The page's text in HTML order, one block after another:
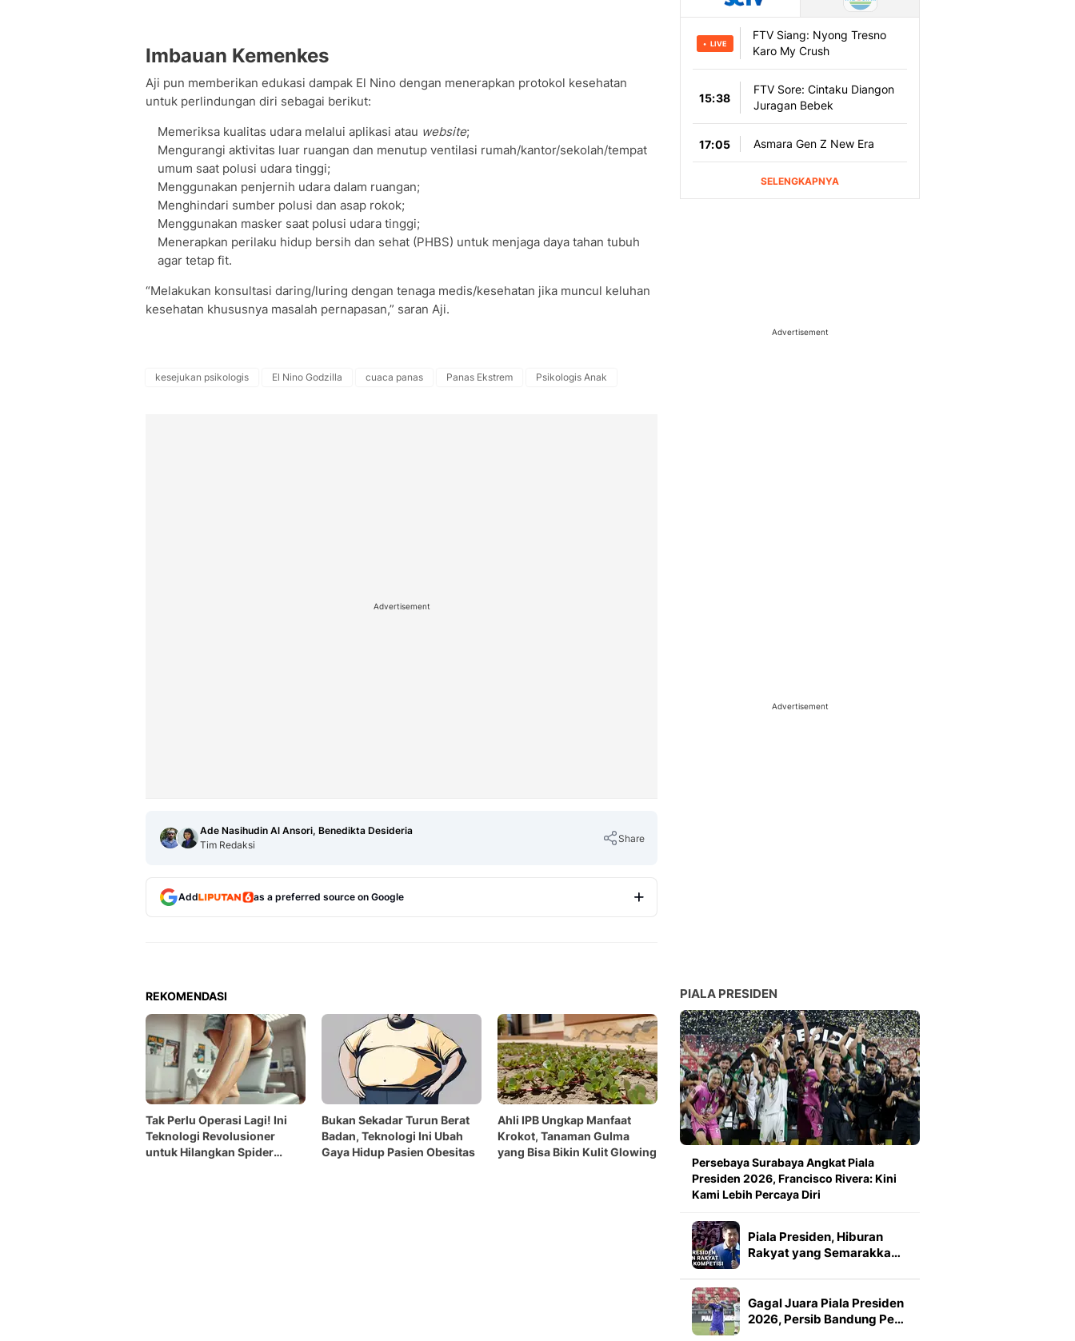
Imbauan Kemenkes
Aji pun memberikan edukasi dampak El Nino dengan menerapkan protokol kesehatan
untuk perlindungan diri sebagai berikut:
Memeriksa kualitas udara melalui aplikasi atau website;
Mengurangi aktivitas luar ruangan dan menutup ventilasi rumah/kantor/sekolah/tempat
umum saat polusi udara tinggi;
Menggunakan penjernih udara dalam ruangan;
Menghindari sumber polusi dan asap rokok;
Menggunakan masker saat polusi udara tinggi;
Menerapkan perilaku hidup bersih dan sehat (PHBS) untuk menjaga daya tahan tubuh
agar tetap fit.
“Melakukan konsultasi daring/luring dengan tenaga medis/kesehatan jika muncul keluhan
kesehatan khususnya masalah pernapasan,” saran Aji.
kesejukan psikologis El Nino Godzilla cuaca panas Panas Ekstrem Psikologis Anak
Advertisement
Ade Nasihudin Al Ansori, Benedikta Desideria
Tim Redaksi
Share
Add as a preferred source on Google
REKOMENDASI
Tak Perlu Operasi Lagi! Ini
Teknologi Revolusioner
untuk Hilangkan Spider
Bukan Sekadar Turun Berat
Badan, Teknologi Ini Ubah
Gaya Hidup Pasien Obesitas
Ahli IPB Ungkap Manfaat
Krokot, Tanaman Gulma
yang Bisa Bikin Kulit Glowing
Advertisement
Advertisement
PIALA PRESIDEN
Persebaya Surabaya Angkat Piala
Presiden 2026, Francisco Rivera: Kini
Kami Lebih Percaya Diri
Piala Presiden, Hiburan
Rakyat yang Semarakka…
Gagal Juara Piala Presiden
2026, Persib Bandung Pe…